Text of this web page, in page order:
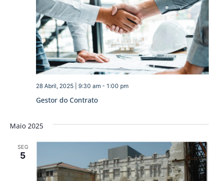
Gestor do Contrato
28 Abril, 2025 | 9:30 am- 1:00 pm
Maio 2025
SEG
5